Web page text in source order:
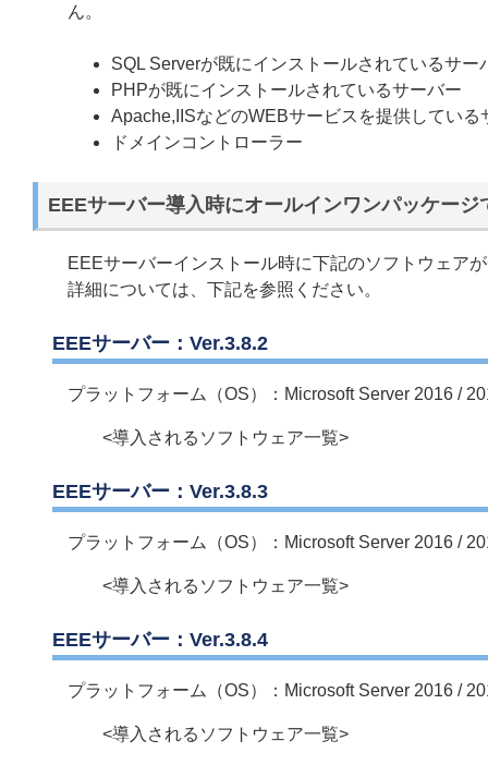
ん。
SQL Serverが既にインストールされているサー
PHPが既にインストールされているサーバー
Apache,IISなどのWEBサービスを提供している
ドメインコントローラー
EEEサーバー導入時にオールインワンパッケー
EEEサーバーインストール時に下記のソフトウェア
詳細については、下記を参照ください。
EEEサーバー：Ver.3.8.2
プラットフォーム（OS）：Microsoft Server 2016 /
<導入されるソフトウェア一覧>
EEEサーバー：Ver.3.8.3
プラットフォーム（OS）：Microsoft Server 2016 /
<導入されるソフトウェア一覧>
EEEサーバー：Ver.3.8.4
プラットフォーム（OS）：Microsoft Server 2016 /
<導入されるソフトウェア一覧>